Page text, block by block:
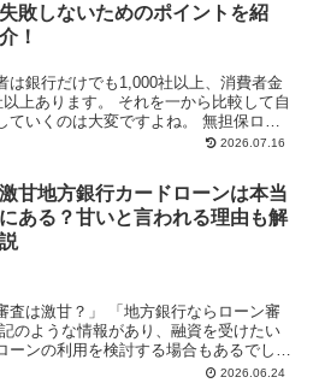
失敗しないためのポイントを紹
介！
は銀行だけでも1,000社以上、消費者金
上あります。 それを一から比較して自
いくのは大変ですよね。 無担保ロー
2026.07.16
激甘地方銀行カードローンは本当
にある？甘いと言われる理由も解
説
査は激甘？」 「地方銀行ならローン審
のような情報があり、融資を受けたい
ーンの利用を検討する場合もあるでしょ
の金融機関であり、独自のサ...2026.06.24